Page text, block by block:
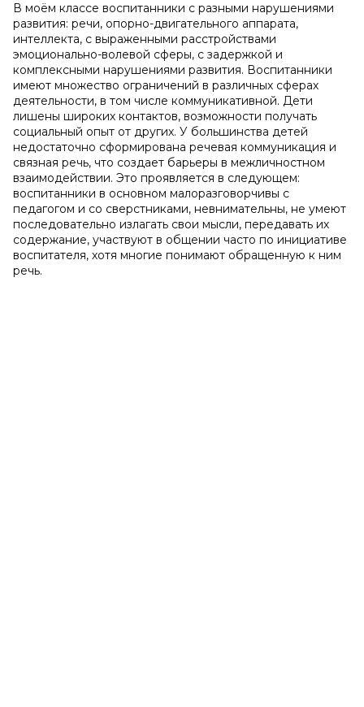
В моём классе воспитанники с разными нарушениями
развития: речи, опорно-двигательного аппарата,
интеллекта, с выраженными расстройствами
эмоционально-волевой сферы, с задержкой и
комплексными нарушениями развития. Воспитанники
имеют множество ограничений в различных сферах
деятельности, в том числе коммуникативной. Дети
лишены широких контактов, возможности получать
социальный опыт от других. У большинства детей
недостаточно сформирована речевая коммуникация и
связная речь, что создает барьеры в межличностном
взаимодействии. Это проявляется в следующем:
воспитанники в основном малоразговорчивы с
педагогом и со сверстниками, невнимательны, не умеют
последовательно излагать свои мысли, передавать их
содержание, участвуют в общении часто по инициативе
воспитателя, хотя многие понимают обращенную к ним
речь.